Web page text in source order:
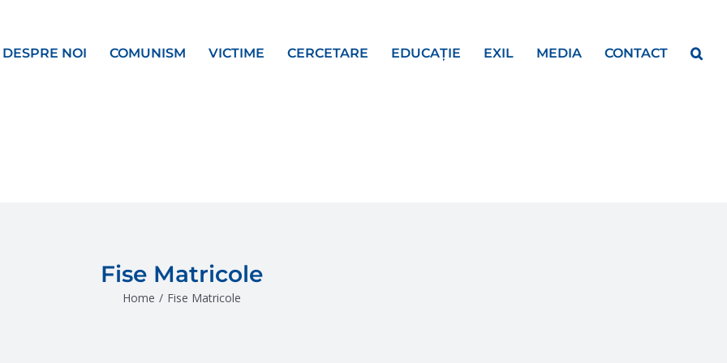
DESPRE NOI COMUNISM VICTIME CERCETARE EDUCAȚIE EXIL MEDIA CONTACT
Fise Matricole
Home / Fise Matricole